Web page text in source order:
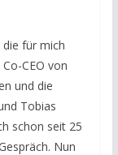
für mich
CEO von
und die
Tobias
schon seit 25
Nun